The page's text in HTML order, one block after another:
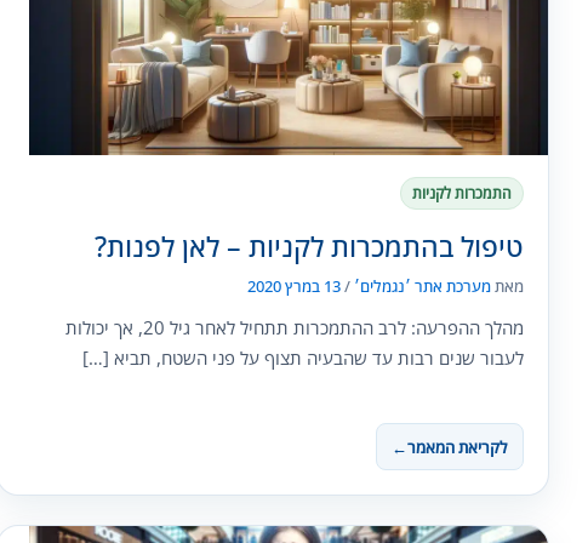
התמכרות לקניות
טיפול בהתמכרות לקניות – לאן לפנות?
מאתמערכת אתר ׳נגמלים׳ /13 במרץ 2020
מהלך ההפרעה: לרב ההתמכרות תתחיל לאחר גיל 20, אך יכולות
לעבור שנים רבות עד שהבעיה תצוף על פני השטח, תביא […]
לקריאת המאמר←